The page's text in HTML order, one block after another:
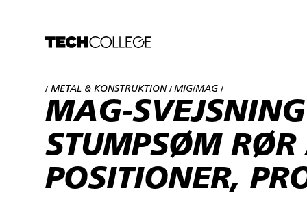
/ METAL & KONSTRUKTION/ MIG/MAG /
MAG-
STUMPSØM RØR
POSITIONER,